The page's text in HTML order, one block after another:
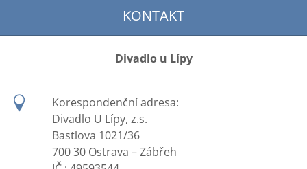
KONTAKT
Divadlo u Lípy
Korespondenční adresa:
Divadlo U Lípy, z.s.
Bastlova 1021/36
700 30 Ostrava – Zábřeh